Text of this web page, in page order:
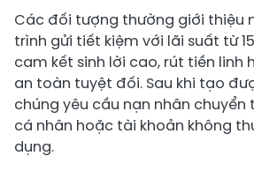
Các đối tượng thường giới thiệu
trình gửi tiết kiệm với lãi suất từ
cam kết sinh lời cao, rút tiền linh
an toàn tuyệt đối. Sau khi tạo
chúng yêu cầu nạn nhân chuyển
cá nhân hoặc tài khoản không
dụng.